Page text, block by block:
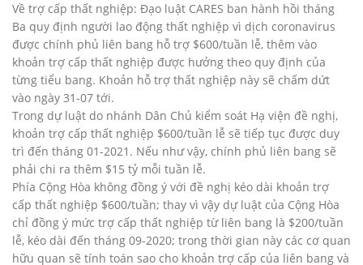
Về trợ cấp thất nghiệp: Đạo luật CARES ban hành hồi tháng
Ba quy định người lao động thất nghiệp vì dịch coronavirus
được chính phủ liên bang hỗ trợ $600/tuần lễ, thêm vào
khoản trợ cấp thất nghiệp được hưởng theo quy định của
từng tiểu bang. Khoản hỗ trợ thất nghiệp này sẽ chấm dứt
vào ngày 31-07 tới.
Trong dự luật do nhánh Dân Chủ kiểm soát Hạ viện đề nghị,
khoản trợ cấp thất nghiệp $600/tuần lễ sẽ tiếp tục được duy
trì đến tháng 01-2021. Nếu như vậy, chính phủ liên bang sẽ
phải chi ra thêm $15 tỷ mỗi tuần lễ.
Phía Cộng Hòa không đồng ý với đề nghị kéo dài khoản trợ
cấp thất nghiệp $600/tuần; thay vì vậy dự luật của Cộng Hòa
chỉ đồng ý mức trợ cấp thất nghiệp từ liên bang là $200/tuần
lễ, kéo dài đến tháng 09-2020; trong thời gian này các cơ quan
hữu quan sẽ tính toán sao cho khoản trợ cấp của liên bang và